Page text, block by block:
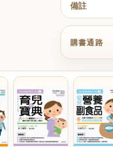
備註
購書通路